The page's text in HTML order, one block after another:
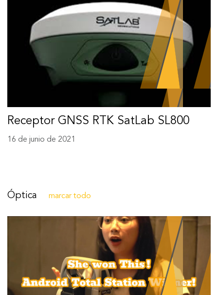
Receptor GNSS RTK SatLab SL800
16 de junio de 2021
Óptica marcar todo